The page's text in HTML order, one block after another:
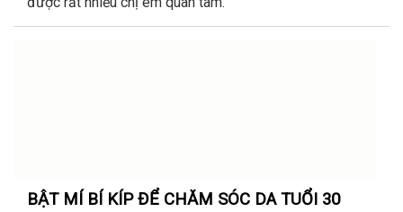
BẬT MÍ BÍ KÍP ĐỂ CHĂM SÓC DA TUỔI 30